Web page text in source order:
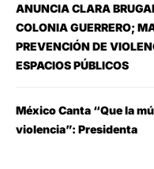
ANUNCIA CLARA
COLONIA GUERRERO;
PREVENCIÓN DE
ESPACIOS PÚBLICOS
México Canta “Que la
violencia”: Presidenta